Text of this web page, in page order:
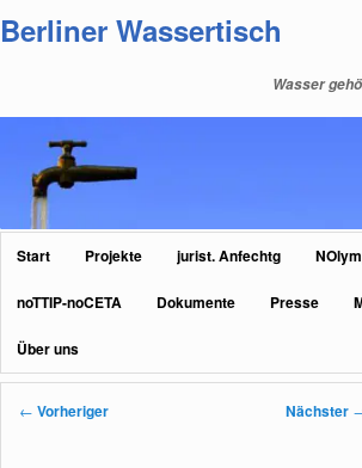
primären
Berliner Wassertisch
Wasser
Hauptmenü
Start Projekte jurist. Anfechtg
noTTIP-noCETA Dokumente Presse
Über uns
Beitragsnavigation
← Vorheriger Nächster